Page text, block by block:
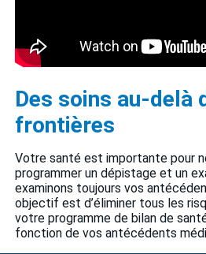
Des soins au-delà
frontières
Votre santé est importante pour
programmer un dépistage et un
examinons toujours vos
objectif est d’éliminer tous les
votre programme de bilan de
fonction de vos antécédents